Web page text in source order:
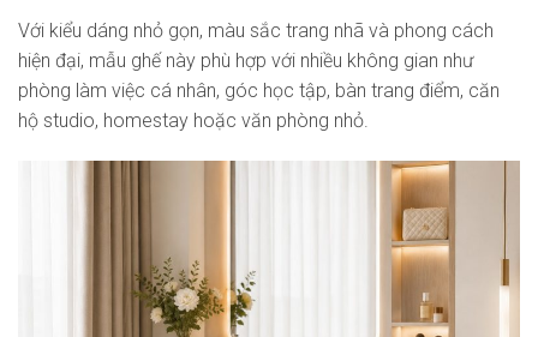
Với kiểu dáng nhỏ gọn, màu sắc trang nhã và phong cách
hiện đại, mẫu ghế này phù hợp với nhiều không gian như
phòng làm việc cá nhân, góc học tập, bàn trang điểm, căn
hộ studio, homestay hoặc văn phòng nhỏ.